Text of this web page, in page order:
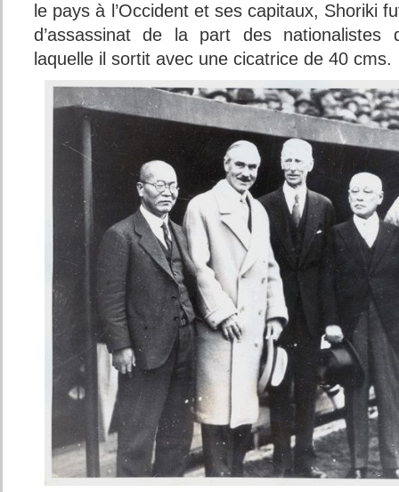
le pays à l’Occident et ses capitaux, Shoriki
d’assassinat de la part des nationalistes
laquelle il sortit avec une cicatrice de 40 cms.